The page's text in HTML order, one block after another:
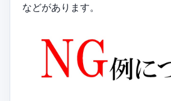
などがあります。